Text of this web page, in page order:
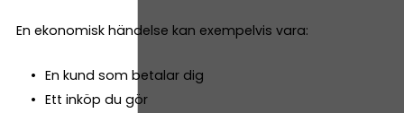
En ekonomisk händelse kan exempelvis vara:
En kund som betalar dig
Ett inköp du gör